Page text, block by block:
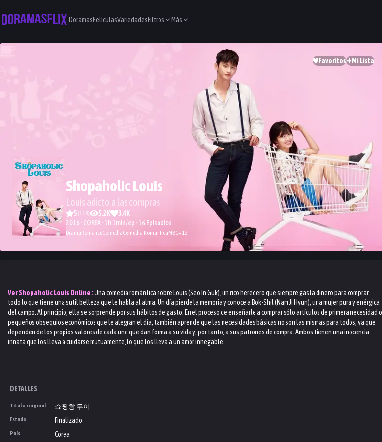
DoramasPelículasVariedadesFiltros Más
Favoritos Mi Lista
Shopaholic Louis
Louis adicto a las compras
5(119) 5.2K
3.4K
2016 · COREA · 1h 1min/ep · 16 Episodios
DramaRomanceComediaComedia RomanticaMBC+12
VerShopaholic Louis Online :Una comedia romántica sobre Louis (Seo In Guk), un rico heredero que siempre gasta dinero para comprar
todo lo que tiene una sutil belleza que le habla al alma. Un día pierde la memoria y conoce a Bok-Shil (Nam Ji Hyun), una mujer pura y enérgica
del campo. Al principio, ella se sorprende por sus hábitos de gasto. En el proceso de enseñarle a comprar sólo artículos de primera necesidad o
pequeños obsequios económicos que le alegran el día, también aprende que las necesidades básicas no son las mismas para todos, ya que
dependen de los propios valores de cada uno que dan forma a su vida y, por tanto, a sus patrones de compra. Ambos tienen una inocencia
innata que los lleva a cuidarse mutuamente, lo que los lleva a un amor innegable.
DETALLES
Título original 쇼핑왕 루이
Estado Finalizado
País Corea